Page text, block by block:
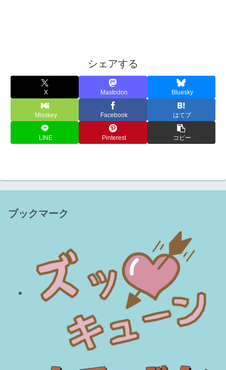
シェアする
X Mastodon Bluesky
Misskey Facebook はてブ
LINE Pinterest コピー
ブックマーク